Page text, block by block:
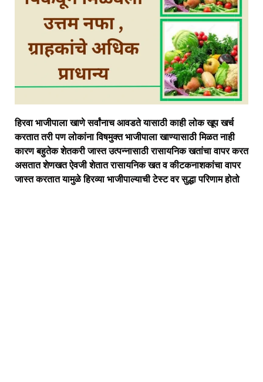
हिरवा भाजीपाला खाणे सर्वांनाच आवडते यासाठी काही लोक खूप खर्च
करतात तरी पण लोकांना विषमुक्त भाजीपाला खाण्यासाठी मिळत नाही
कारण बहुतेक शेतकरी जास्त उत्पन्नासाठी रासायनिक खतांचा वापर करत
असतात शेणखत ऐवजी शेतात रासायनिक खत व कीटकनाशकांचा वापर
जास्त करतात यामुळे हिरव्या भाजीपाल्याची टेस्ट वर सुद्धा परिणाम होतो